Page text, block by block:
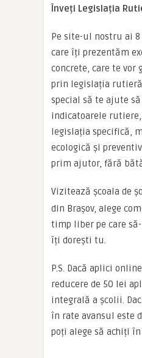
Înveți Legislația
Pe site-ul nostru ai
care îți prezentăm
concrete, care te vor
prin legislația
special să te ajute
indicatoarele
legislația specifică,
ecologică și
prim ajutor, fără
Vizitează școala de
din Brașov, alege
timp liber pe care
îți dorești tu.
P.S. Dacă aplici
reducere de 50 lei
integrală a școlii.
în rate avansul este
poți alege să achiți în